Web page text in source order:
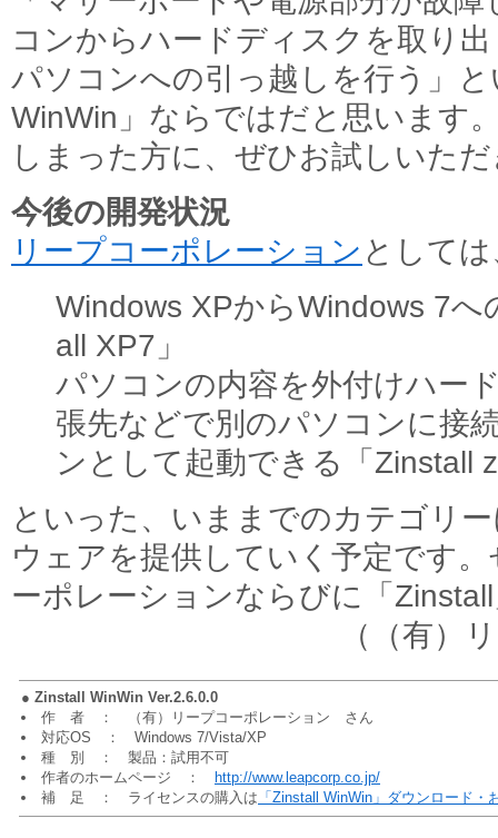
コンからハードディスクを取り
パソコンへの引っ越しを行う」
WinWin」ならではだと思います
しまった方に、ぜひお試しいた
今後の開発状況
リープコーポレーション として
Windows XPからWindows 7
all XP7」
パソコンの内容を外付けハー
張先などで別のパソコンに接
ンとして起動できる「Zinstall
といった、いままでのカテゴリ
ウェアを提供していく予定です
ーポレーションならびに「
（（有）
● Zinstall WinWin Ver.2.6.0.0
作 者 ： （有）リープコーポレーション さん
対応OS ： Windows 7/Vista/XP
種 別 ： 製品：試用不可
作者のホームページ ：
http://www.leapcorp.co.jp/
補 足 ： ライセンスの購入は 「Zinstall WinWin」ダウンロード・